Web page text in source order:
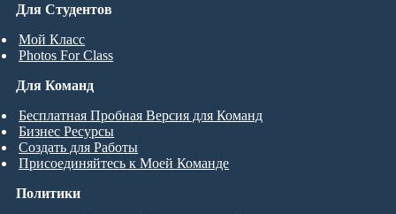
Для Студентов
Мой Класс
Photos For Class
Для Команд
Бесплатная Пробная Версия для Команд
Бизнес Ресурсы
Создать для Работы
Присоединяйтесь к Моей Команде
Политики